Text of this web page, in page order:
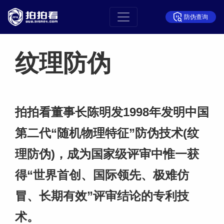
防伪查询
纹理防伪
拍拍看董事长陈明发1998年发明中国
第二代“随机物理特征”防伪技术(纹
理防伪)，成为国家级评审中惟一获
得“世界首创、国际领先、极难仿
冒、长期有效”评审结论的专利技
术。